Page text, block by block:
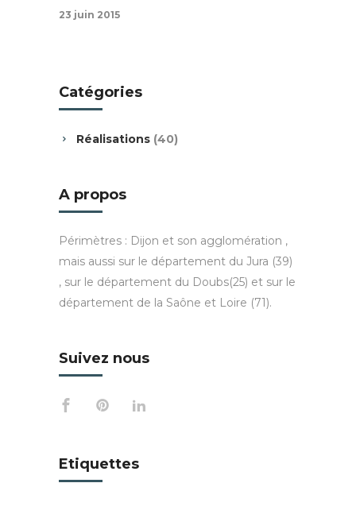
23 juin 2015
Catégories
Réalisations (40)
A propos
Périmètres : Dijon et son agglomération ,
mais aussi sur le département du Jura (39)
, sur le département du Doubs(25) et sur le
département de la Saône et Loire (71).
Suivez nous
Etiquettes